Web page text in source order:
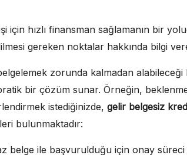
hızlı finansman sağlamanın bir
gereken noktalar hakkında bilgi
zorunda kalmadan
bir çözüm sunar. Örneğin,
istediğinizde, gelir belgesiz
bulunmaktadır:
belge ile başvurulduğu için onay süreci